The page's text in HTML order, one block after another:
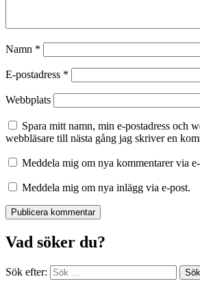
Namn *
E-postadress *
Webbplats
Spara mitt namn, min e-postadress och
webbläsare till nästa gång jag skriver en
Meddela mig om nya kommentarer via
Meddela mig om nya inlägg via e-post.
Vad söker du?
Sök efter: